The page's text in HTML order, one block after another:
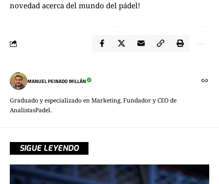
novedad acerca del mundo del pádel!
MANUEL PEINADO MILLÁN
Graduado y especializado en Marketing. Fundador y CEO de
AnalistasPadel.
SIGUE LEYENDO